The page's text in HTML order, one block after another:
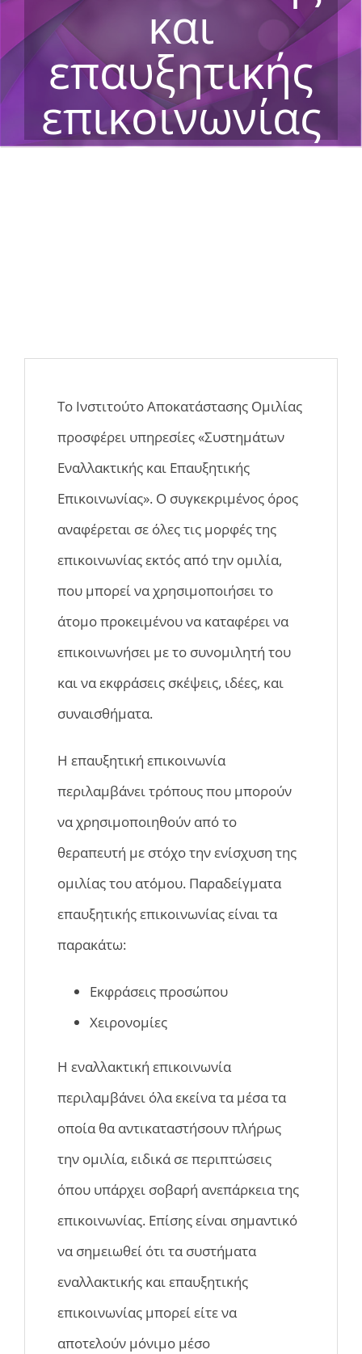
και
επαυξητικής
επικοινωνίας
Το Ινστιτούτο Αποκατάστασης Ομιλίας
προσφέρει υπηρεσίες «Συστημάτων
Εναλλακτικής και Επαυξητικής
Επικοινωνίας». Ο συγκεκριμένος όρος
αναφέρεται σε όλες τις μορφές της
επικοινωνίας εκτός από την ομιλία,
που μπορεί να χρησιμοποιήσει το
άτομο προκειμένου να καταφέρει να
επικοινωνήσει με το συνομιλητή του
και να εκφράσεις σκέψεις, ιδέες, και
συναισθήματα.
Η επαυξητική επικοινωνία
περιλαμβάνει τρόπους που μπορούν
να χρησιμοποιηθούν από το
θεραπευτή με στόχο την ενίσχυση της
ομιλίας του ατόμου. Παραδείγματα
επαυξητικής επικοινωνίας είναι τα
παρακάτω:
Εκφράσεις προσώπου
Χειρονομίες
Η εναλλακτική επικοινωνία
περιλαμβάνει όλα εκείνα τα μέσα τα
οποία θα αντικαταστήσουν πλήρως
την ομιλία, ειδικά σε περιπτώσεις
όπου υπάρχει σοβαρή ανεπάρκεια της
επικοινωνίας. Επίσης είναι σημαντικό
να σημειωθεί ότι τα συστήματα
εναλλακτικής και επαυξητικής
επικοινωνίας μπορεί είτε να
αποτελούν μόνιμο μέσο